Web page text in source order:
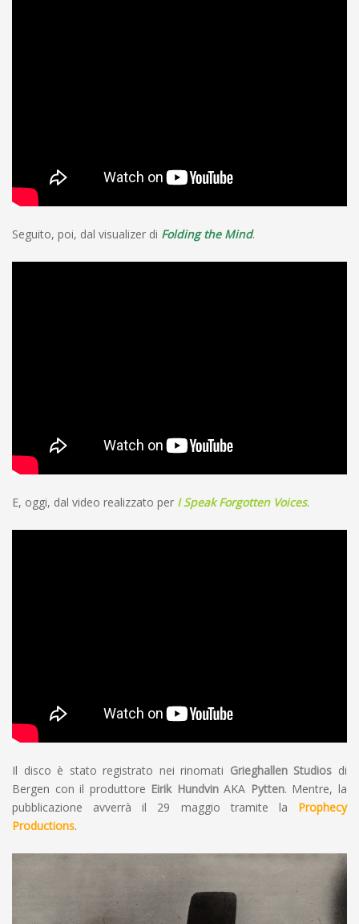
Seguito, poi, dal visualizer di Folding the Mind.
E, oggi, dal video realizzato per I Speak Forgotten Voices.
Il disco è stato registrato nei rinomati Grieghallen Studios di
Bergen con il produttore Eirik HundvinAKA Pytten. Mentre, la
pubblicazione avverrà il 29 maggio tramite la Prophecy
Productions.